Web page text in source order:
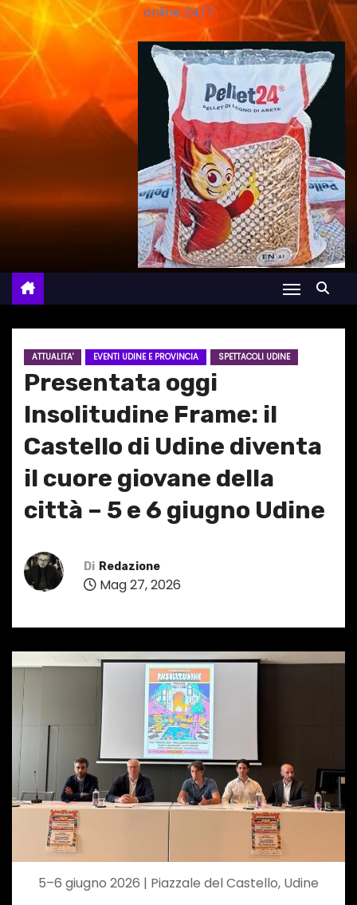
online 24/7
ATTUALITA' EVENTI UDINE E PROVINCIA SPETTACOLI UDINE
Presentata oggi
Insolitudine Frame: il
Castello di Udine diventa
il cuore giovane della
città – 5 e 6 giugno Udine
Di Redazione
Mag 27, 2026
5–6 giugno 2026 | Piazzale del Castello, Udine